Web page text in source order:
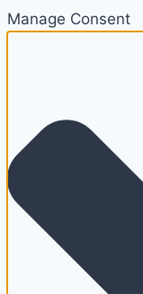
Manage Consent